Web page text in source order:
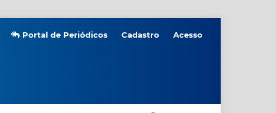
Portal de Periódicos Cadastro Acesso